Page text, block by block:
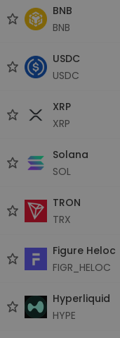
BNB
BNB
USDC
USDC
XRP
XRP
Solana
SOL
TRON
TRX
Figure Heloc
FIGR_HELOC
Hyperliquid
HYPE